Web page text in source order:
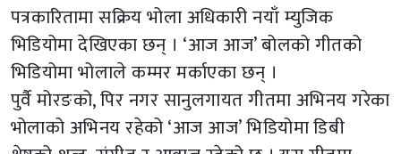
पत्रकारितामा सक्रिय भोला अधिकारी नयाँ म्युजिक
भिडियोमा देखिएका छन् । ‘आज आज’ बोलको गीतको
भिडियोमा भोलाले कम्मर मर्काएका छन् ।
पुर्वै मोरङको, पिर नगर सानुलगायत गीतमा अभिनय गरेका
भोलाको अभिनय रहेको ‘आज आज’ भिडियोमा डिबी